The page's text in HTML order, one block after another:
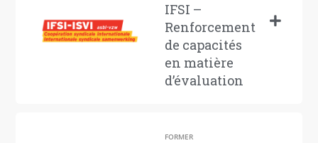
IFSI –
Renforcement
de capacités
en matière
d’évaluation
FORMER